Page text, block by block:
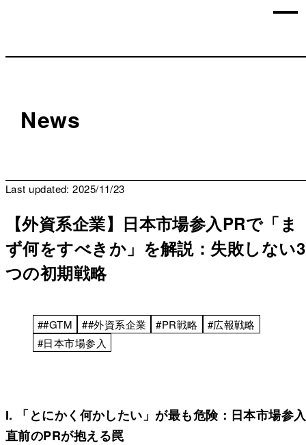
News
Last updated: 2025/11/23
【外資系企業】日本市場参入PRで「ま
ず何をすべきか」を解説：失敗しない3
つの初期戦略
##GTM ##外資系企業 #PR戦略
#広報戦略
#日本市場参入
I. 「とにかく何かしたい」が最も危険：日本市場参入
直前のPRが抱える罠